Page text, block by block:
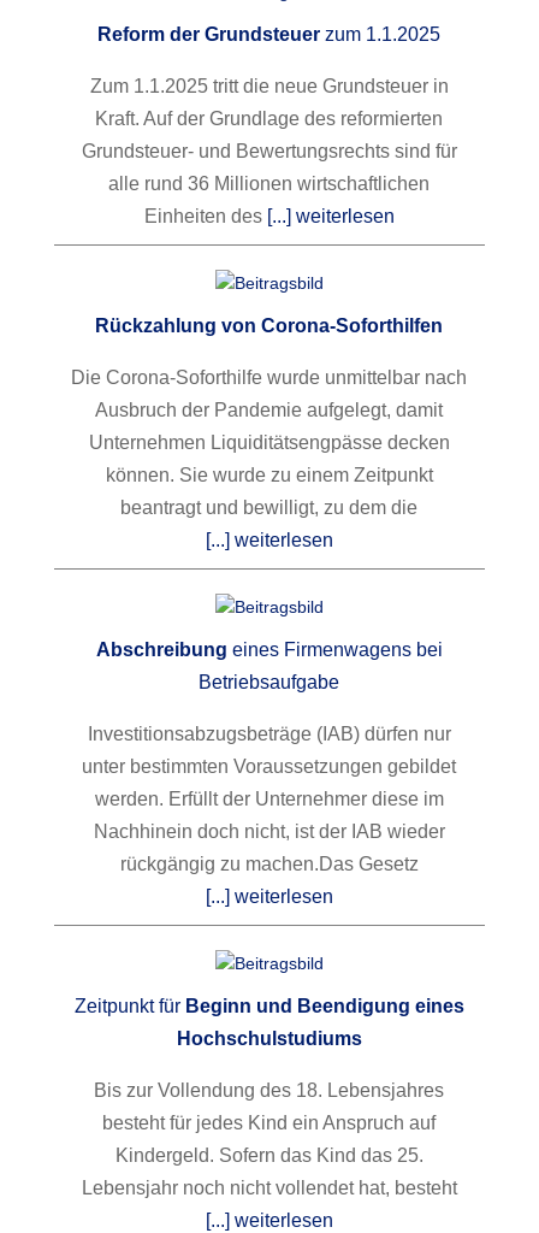
Reform der Grundsteuer zum 1.1.2025
Zum 1.1.2025 tritt die neue Grundsteuer in
Kraft. Auf der Grundlage des reformierten
Grundsteuer- und Bewertungsrechts sind für
alle rund 36 Millionen wirtschaftlichen
Einheiten des [...] weiterlesen
Rückzahlung von Corona-Soforthilfen
Die Corona-Soforthilfe wurde unmittelbar nach
Ausbruch der Pandemie aufgelegt, damit
Unternehmen Liquiditätsengpässe decken
können. Sie wurde zu einem Zeitpunkt
beantragt und bewilligt, zu dem die
[...] weiterlesen
Abschreibung eines Firmenwagens bei
Betriebsaufgabe
Investitionsabzugsbeträge (IAB) dürfen nur
unter bestimmten Voraussetzungen gebildet
werden. Erfüllt der Unternehmer diese im
Nachhinein doch nicht, ist der IAB wieder
rückgängig zu machen.Das Gesetz
[...] weiterlesen
Zeitpunkt für Beginn und Beendigung eines
Hochschulstudiums
Bis zur Vollendung des 18. Lebensjahres
besteht für jedes Kind ein Anspruch auf
Kindergeld. Sofern das Kind das 25.
Lebensjahr noch nicht vollendet hat, besteht
[...] weiterlesen